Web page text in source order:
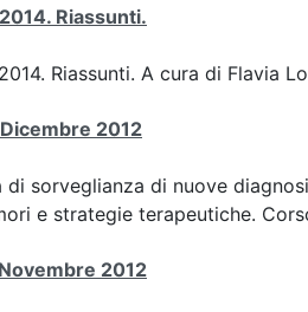
Riassunti.
Riassunti. A cura di Flavia
Dicembre 2012
di sorveglianza di nuove
e strategie terapeutiche.
Novembre 2012